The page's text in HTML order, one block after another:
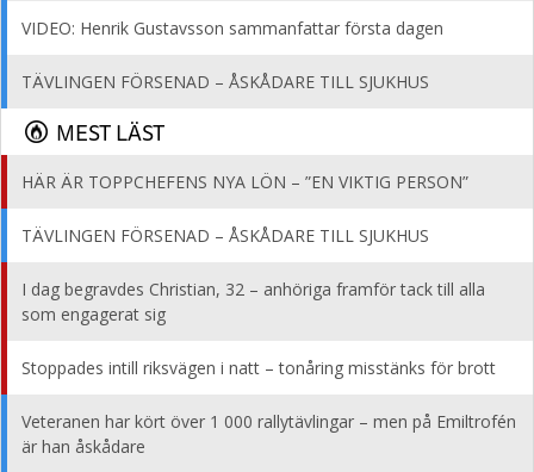
VIDEO: Henrik Gustavsson sammanfattar första dagen
TÄVLINGEN FÖRSENAD – ÅSKÅDARE TILL SJUKHUS
MEST LÄST
HÄR ÄR TOPPCHEFENS NYA LÖN – ”EN VIKTIG PERSON”
TÄVLINGEN FÖRSENAD – ÅSKÅDARE TILL SJUKHUS
I dag begravdes Christian, 32 – anhöriga framför tack till alla
som engagerat sig
Stoppades intill riksvägen i natt – tonåring misstänks för brott
Veteranen har kört över 1 000 rallytävlingar – men på Emiltrofén
är han åskådare